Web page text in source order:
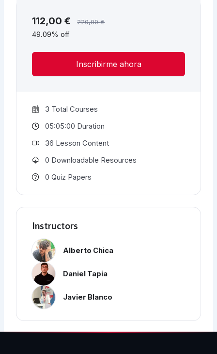
112,00€ 220,00€
49.09% off
Inscribirme ahora
3 Total Courses
05:05:00 Duration
36 Lesson Content
0 Downloadable Resources
0 Quiz Papers
Instructors
Alberto Chica
Daniel Tapia
Javier Blanco